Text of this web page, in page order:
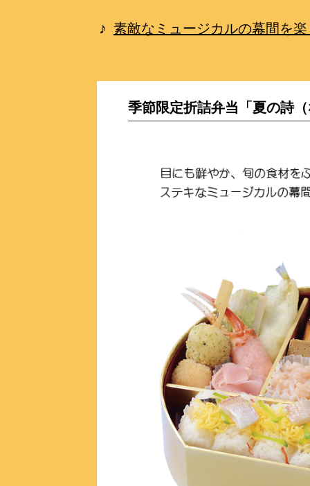
素敵なミュージカルの幕間を
季節限定折詰弁当「夏の詩